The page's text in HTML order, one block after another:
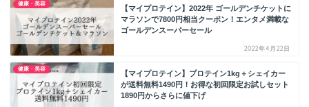
健康・美容
【マイプロテイン】2022年 ゴールデンチケットに
マラソンで7800円相当クーポン！エンタメ満載な
ゴールデンスーパーセール
2022年4月22日
健康・美容
【マイプロテイン】プロテイン1kg＋シェイカー
が送料無料1490円！お得な初回限定お試しセット
1890円からさらに値下げ